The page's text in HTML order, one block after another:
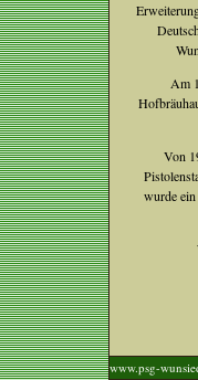
Am
Von
wurde
www.psg-